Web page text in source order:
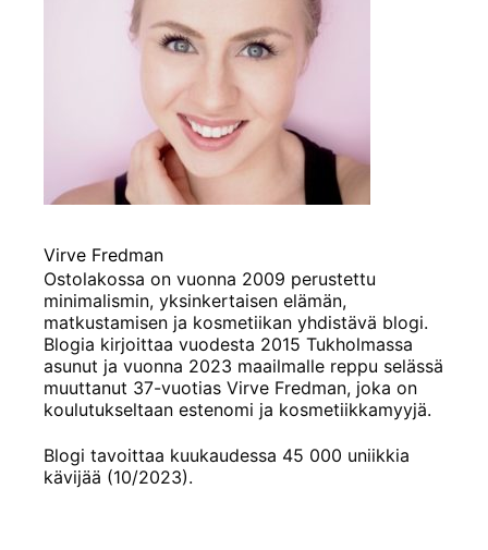
Virve Fredman
Ostolakossa on vuonna 2009 perustettu
minimalismin, yksinkertaisen elämän,
matkustamisen ja kosmetiikan yhdistävä blogi.
Blogia kirjoittaa vuodesta 2015 Tukholmassa
asunut ja vuonna 2023 maailmalle reppu selässä
muuttanut 37-vuotias Virve Fredman, joka on
koulutukseltaan estenomi ja kosmetiikkamyyjä.
Blogi tavoittaa kuukaudessa 45 000 uniikkia
kävijää (10/2023).